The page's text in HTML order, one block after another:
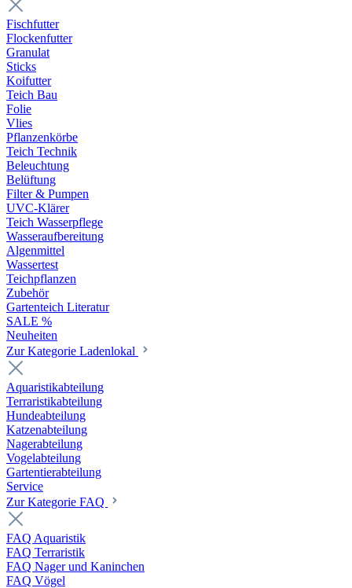
Fischfutter
Flockenfutter
Granulat
Sticks
Koifutter
Teich Bau
Folie
Vlies
Pflanzenkörbe
Teich Technik
Beleuchtung
Belüftung
Filter & Pumpen
UVC-Klärer
Teich Wasserpflege
Wasseraufbereitung
Algenmittel
Wassertest
Teichpflanzen
Zubehör
Gartenteich Literatur
SALE %
Neuheiten
Zur Kategorie Ladenlokal
Aquaristikabteilung
Terraristikabteilung
Hundeabteilung
Katzenabteilung
Nagerabteilung
Vogelabteilung
Gartentierabteilung
Service
Zur Kategorie FAQ
FAQ Aquaristik
FAQ Terraristik
FAQ Nager und Kaninchen
FAQ Vögel